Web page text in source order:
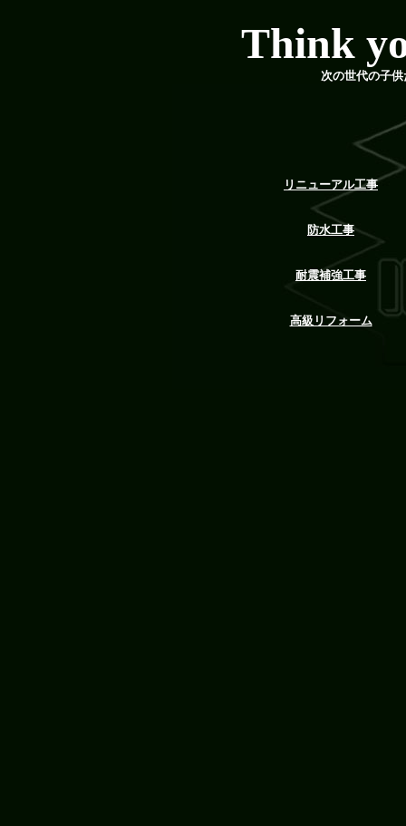
Think
次の世代の子
リニューアル工事
防水工事
耐震補強工事
高級リフォーム